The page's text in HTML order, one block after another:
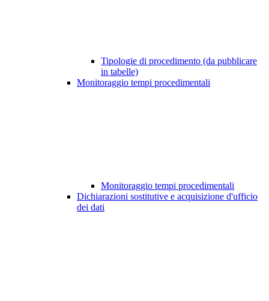
Tipologie di procedimento (da pubblicare
in tabelle)
Monitoraggio tempi procedimentali
Monitoraggio tempi procedimentali
Dichiarazioni sostitutive e acquisizione d'ufficio
dei dati